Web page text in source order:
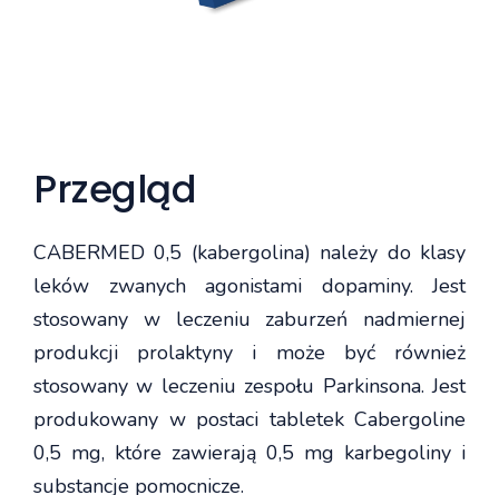
Przegląd
CABERMED 0,5 (kabergolina) należy do klasy
leków zwanych agonistami dopaminy. Jest
stosowany w leczeniu zaburzeń nadmiernej
produkcji prolaktyny i może być również
stosowany w leczeniu zespołu Parkinsona. Jest
produkowany w postaci tabletek Cabergoline
0,5 mg, które zawierają 0,5 mg karbegoliny i
substancje pomocnicze.